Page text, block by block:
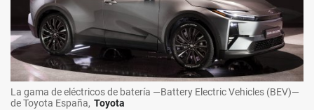
La gama de eléctricos de batería —Battery Electric Vehicles (BEV)—
de Toyota España, Toyota